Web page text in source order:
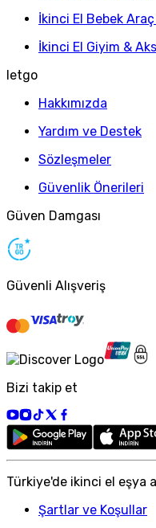
İkinci El Bebek
İkinci El Giyim &
letgo
Hakkımızda
Yardım ve Destek
Sözleşmeler
Güvenlik Önerileri
Güven Damgası
Güvenli Alışveriş
Bizi takip et
Türkiye'de ikinci el eşya
Şartlar ve Koşullar